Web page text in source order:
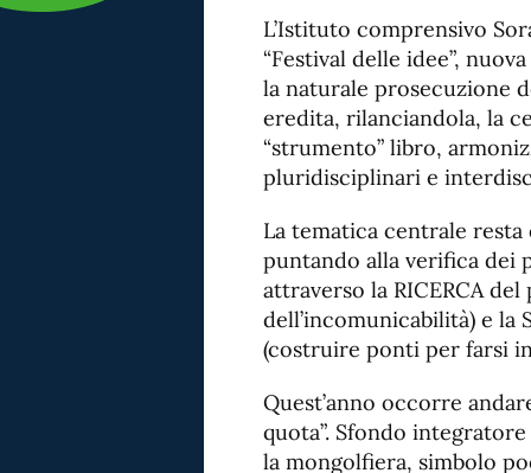
L’Istituto comprensivo
“Festival delle idee”,
la naturale prosecuzione
eredita, rilanciandola, la
“strumento” libro,
pluridisciplinari e
La tematica centrale
puntando alla verifica dei
attraverso la RICERCA
dell’incomunicabilità) e la
(costruire ponti per farsi
Quest’anno occorre
quota”. Sfondo
la mongolfiera, simbolo